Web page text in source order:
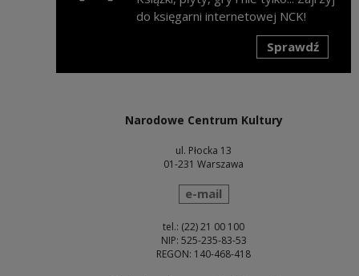
do księgarni internetowej NCK!
Sprawdź
Narodowe Centrum Kultury
ul. Płocka 13
01-231 Warszawa
wyślij wiadomość
e-mail
tel.: (22) 21 00 100
NIP: 525-235-83-53
REGON: 140-468-418